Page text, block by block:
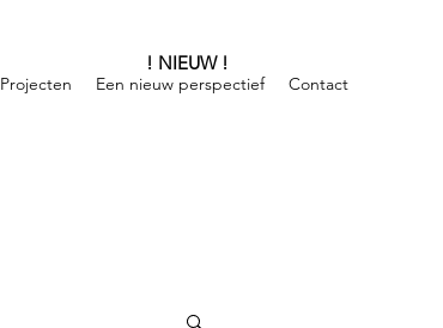
Projecten Een nieuw perspectief Contact
! NIEUW !